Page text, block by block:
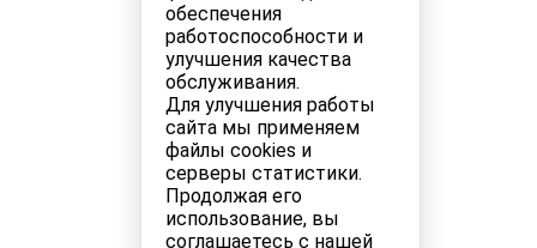
обеспечения
работоспособности и
улучшения качества
обслуживания.
Для улучшения работы
сайта мы применяем
файлы cookies и
серверы статистики.
Продолжая его
использование, вы
соглашаетесь с нашей